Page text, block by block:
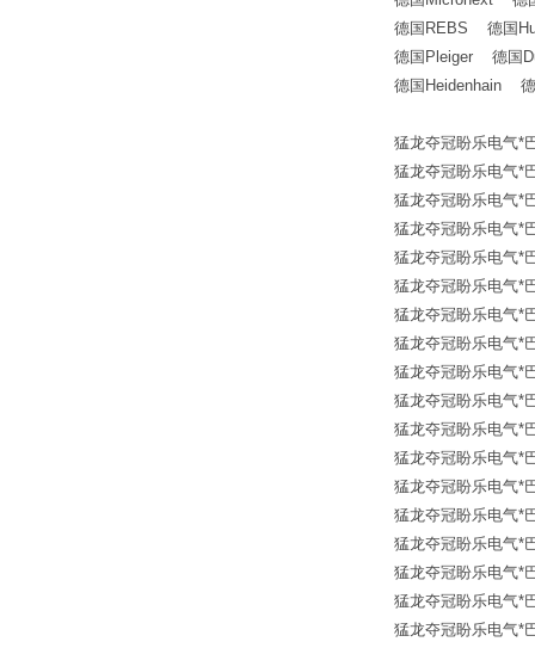
德国REBS 德国
德国Pleiger 德国
德国Heidenhain 德
猛龙夺冠盼乐电气*
猛龙夺冠盼乐电气*
猛龙夺冠盼乐电气*
猛龙夺冠盼乐电气*
猛龙夺冠盼乐电气*
猛龙夺冠盼乐电气*
猛龙夺冠盼乐电气*
猛龙夺冠盼乐电气*
猛龙夺冠盼乐电气*
猛龙夺冠盼乐电气*
猛龙夺冠盼乐电气*
猛龙夺冠盼乐电气*
猛龙夺冠盼乐电气*
猛龙夺冠盼乐电气*
猛龙夺冠盼乐电气*
猛龙夺冠盼乐电气*
猛龙夺冠盼乐电气*
猛龙夺冠盼乐电气*